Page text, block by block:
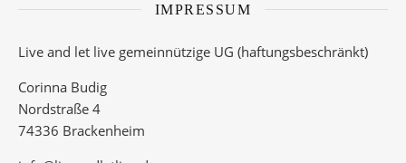
IMPRESSUM
Live and let live gemeinnützige UG (haftungsbeschränkt)
Corinna Budig
Nordstraße 4
74336 Brackenheim